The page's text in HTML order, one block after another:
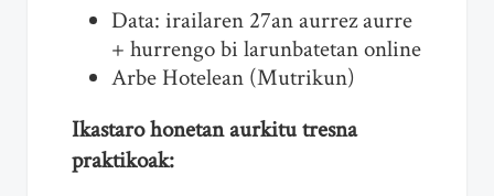
Data: irailaren 27an aurrez aurre
+ hurrengo bi larunbatetan online
Arbe Hotelean (Mutrikun)
Ikastaro honetan aurkitu tresna
praktikoak: